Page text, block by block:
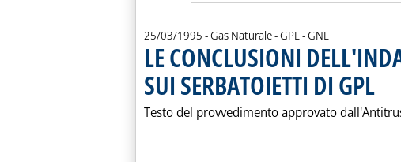
25/03/1995 - Gas Naturale - GPL - GNL
LE CONCLUSIONI
SUI SERBATOIETTI DI GPL
Testo del provvedimento approvato